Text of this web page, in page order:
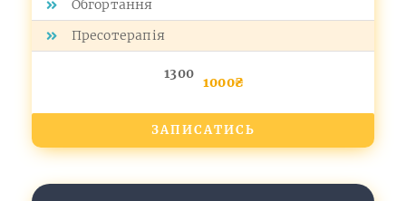
Обгортання
Пресотерапія
1300
1000₴
ЗАПИСАТИСЬ